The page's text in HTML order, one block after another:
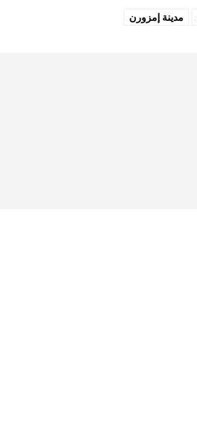
مدينة إمزورن